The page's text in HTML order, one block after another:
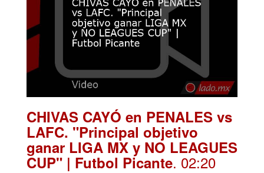
CHIVAS CAYÓ en PENALES vs
LAFC. "Principal objetivo
ganar LIGA MX y NO LEAGUES
CUP" | Futbol Picante. 02:20